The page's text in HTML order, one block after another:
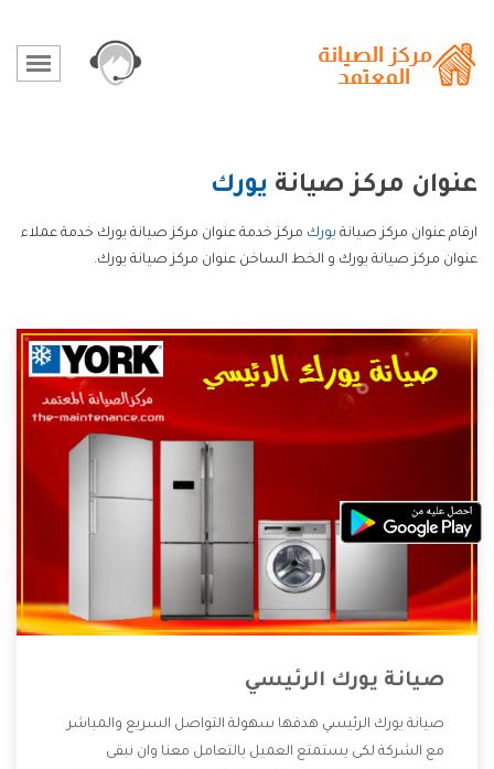
عنوان مركز صيانة يورك
ارقام عنوان مركز صيانة يورك مركز خدمة عنوان مركز صيانة يورك خدمة عملاء
عنوان مركز صيانة يورك و الخط الساخن عنوان مركز صيانة يورك.
صيانة يورك الرئيسي
صيانة يورك الرئيسي هدفها سهولة التواصل السريع والمباشر
مع الشركة لكى يستمتع العميل بالتعامل معنا وان نبقى